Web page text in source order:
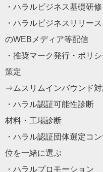
・ハラルビジネス基礎
・ハラルビジネスリリ
のWEBメディア等配信
・推奨マーク発行・ポリ
策定
⇒ムスリムインバウンド対
・ハラル認証可能性診
材料・工場診断
・ハラル認証団体選定
位を一緒に選ぶ
・ハラルプロモーショ